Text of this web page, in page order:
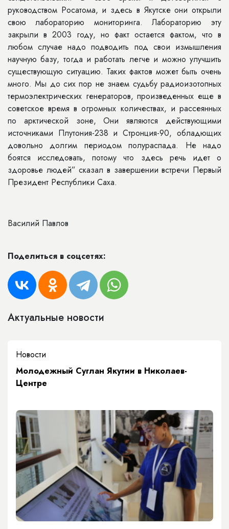
руководством Росатома, и здесь в Якутске они открыли
свою лабораторию мониторинга. Лабораторию эту
закрыли в 2003 году, но факт остается фактом, что в
любом случае надо подводить под свои измышления
научную базу, тогда и работать легче и можно улучшить
существующую ситуацию. Таких фактов может быть очень
много. Мы до сих пор не знаем судьбу радиоизотопных
термоэлектрических генераторов, произведенных еще в
советское время в огромных количествах, и рассеянных
по арктической зоне, Они являются действующими
источниками Плутония-238 и Стронция-90, обладющих
довольно долгим периодом полураспада. Не надо
боятся исследовать, потому что здесь речь идет о
здоровье людей” сказал в завершении встречи Первый
Президент Республики Саха.
Василий Павлов
Поделиться в соцсетях:
Актуальные новости
Новости
Молодежный Суглан Якутии в Николаев-
Центре